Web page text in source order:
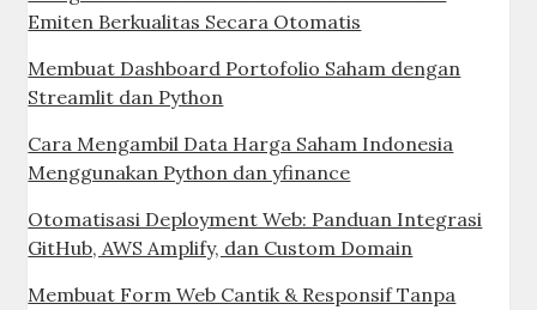
Emiten Berkualitas Secara Otomatis
Membuat Dashboard Portofolio Saham dengan
Streamlit dan Python
Cara Mengambil Data Harga Saham Indonesia
Menggunakan Python dan yfinance
Otomatisasi Deployment Web: Panduan Integrasi
GitHub, AWS Amplify, dan Custom Domain
Membuat Form Web Cantik & Responsif Tanpa